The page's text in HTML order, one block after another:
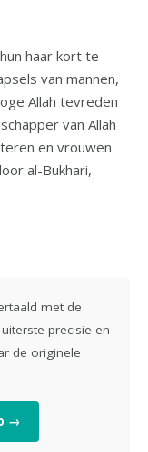
haar kort te
van mannen,
Allah tevreden
van Allah
al-Bukhari,
met de
precisie en
de originele
→